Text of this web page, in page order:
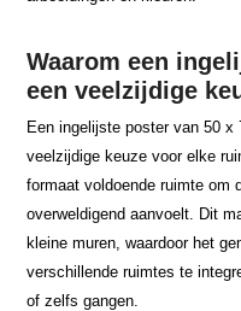
Waarom een
een veelzijdige
Een ingelijste poster van 50
veelzijdige keuze voor elke
formaat voldoende ruimte om
overweldigend aanvoelt. Dit
kleine muren, waardoor het
verschillende ruimtes te
of zelfs gangen.